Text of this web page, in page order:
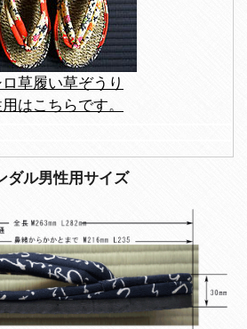
ロ草履い草ぞうり
はこちらです。
ダル男性用サイズ